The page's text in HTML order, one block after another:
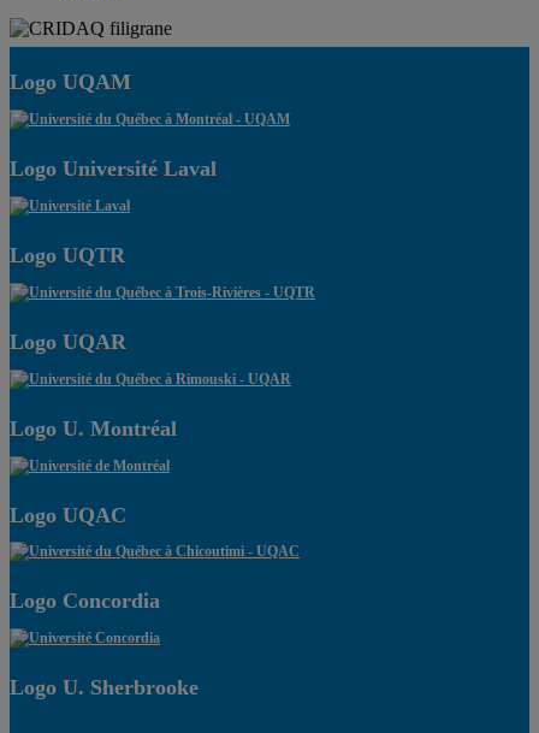
Logo UQAM
Logo Université Laval
Logo UQTR
Logo UQAR
Logo U. Montréal
Logo UQAC
Logo Concordia
Logo U. Sherbrooke